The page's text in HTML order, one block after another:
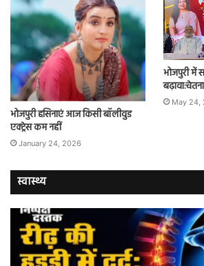
भोजपुरी हसिनाएं आज किसी बॉलीवुड
एक्ट्रेस कम नहीं
January 24, 2026
भोजपुरी में
बढ़ावा:चेतना
May 24,
स्वास्थ्य